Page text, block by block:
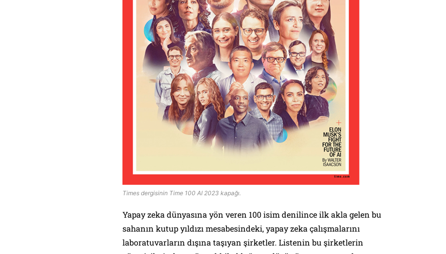
Times dergisinin Time 100 AI 2023 kapağı.
Yapay zeka dünyasına yön veren 100 isim denilince ilk akla gelen bu
sahanın kutup yıldızı mesabesindeki, yapay zeka çalışmalarını
laboratuvarların dışına taşıyan şirketler. Listenin bu şirketlerin